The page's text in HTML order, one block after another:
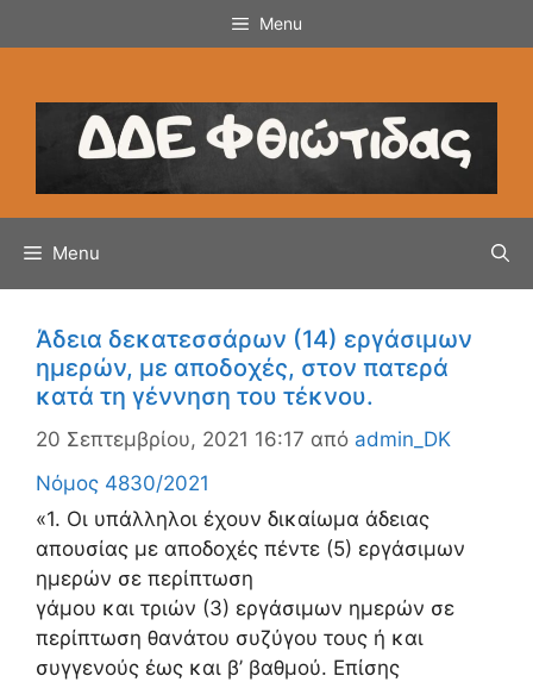
σε
Menu
Menu
Άδεια δεκατεσσάρων (14) εργάσιμων
ημερών, με αποδοχές, στον πατερά
κατά τη γέννηση του τέκνου.
20 Σεπτεμβρίου, 2021 16:17 από admin_DK
Νόμος 4830/2021
«1. Οι υπάλληλοι έχουν δικαίωμα άδειας
απουσίας με αποδοχές πέντε (5) εργάσιμων
ημερών σε περίπτωση
γάμου και τριών (3) εργάσιμων ημερών σε
περίπτωση θανάτου συζύγου τους ή και
συγγενούς έως και β’ βαθμού. Επίσης